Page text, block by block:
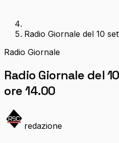
Radio Giornale del 10
Radio Giornale
Radio Giornale del
ore 14.00
redazione